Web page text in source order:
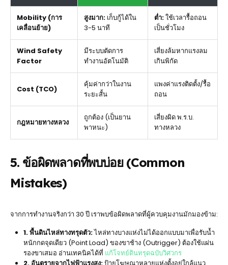
Mobility (การ
เคลื่อนย้าย)
สูงมาก: เก็บกู้ได้ใน
3-5 นาที
ต่ำ:ใช้เวลารื้อถอน
เป็นชั่วโมง
Wind Safety
Factor
มีระบบตัดการ
ทำงานอัตโนมัติ
เสี่ยงล้มหากแรงลม
เกินพิกัด
Cost (TCO)
คุ้มค่ากว่าในงาน
ระยะสั้น
แพงค่าแรงติดตั้ง/รื้อ
ถอน
กฎหมายทางหลวง
ถูกต้อง (เป็นยาน
พาหนะ)
เสี่ยงผิด พ.ร.บ.
ทางหลวง
5. ข้อผิดพลาดที่พบบ่อย (Common
Mistakes)
จากการทำงานจริงกว่า 30 ปี เราพบข้อผิดพลาดที่ผู้ควบคุมงานมักมองข้าม:
1. พื้นดินไหล่ทางทรุดตัว:ไหล่ทางบางแห่งไม่ได้ออกแบบมาเพื่อรับน้ำ
หนักกดจุดเดียว (Point Load) ของขาช้าง (Outrigger) ต้องใช้แผ่น
รองขาเสมอ อ่านเทคนิคได้ที่ แก้โจทย์ดินทรุดฉบับวิศวกร